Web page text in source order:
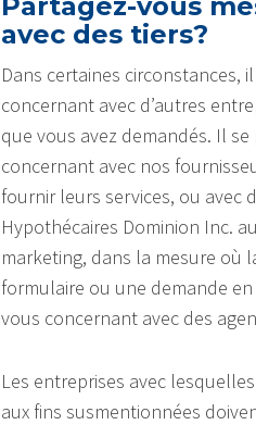
avec des tiers?
Dans certaines circonstances,
concernant avec d’autres
que vous avez demandés. Il
concernant avec nos
fournir leurs services, ou avec
Hypothécaires Dominion Inc.
marketing, dans la mesure où
formulaire ou une demande
vous concernant avec des
Les entreprises avec
aux fins susmentionnées